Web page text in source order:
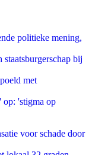
politieke mening,
bij
met
'stigma op
voor schade door